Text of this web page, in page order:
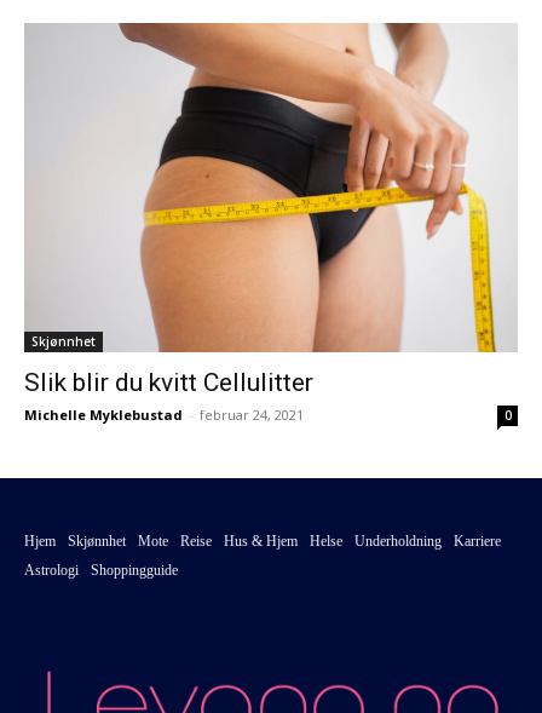
Skjønnhet
Slik blir du kvitt Cellulitter
Michelle Myklebustad - februar 24, 2021 0
Hjem Skjønnhet Mote Reise Hus & Hjem Helse Underholdning
Karriere
Astrologi
Shoppingguide